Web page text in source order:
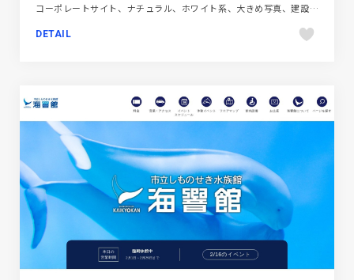
コーポレートサイト、ナチュラル、ホワイト系、大きめ写真、建設・住宅・不動産
DETAIL